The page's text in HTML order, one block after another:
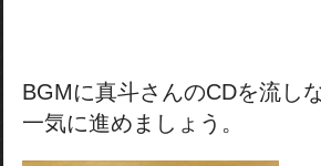
BGMに真斗さんのCDを流し
一気に進めましょう。